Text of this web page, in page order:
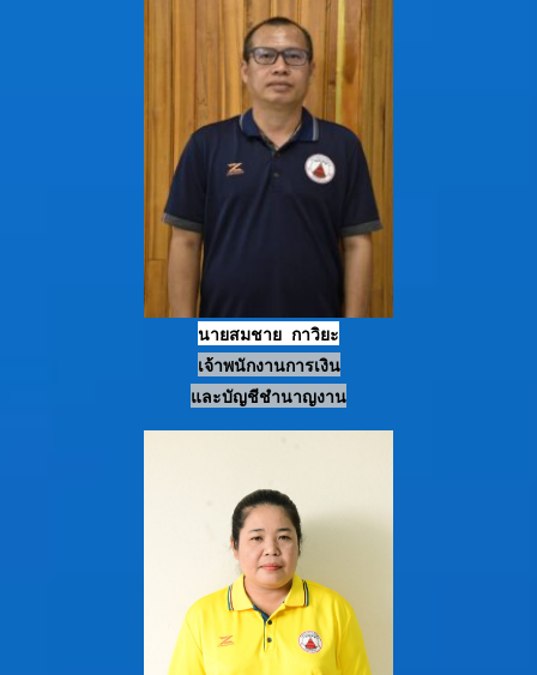
นายสมชาย กาวิยะ
เจ้าพนักงานการเงิน
และบัญชีชำนาญงาน